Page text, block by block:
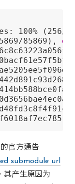
100% (256/
85869),
官方通告
submodule url
其产生原因为